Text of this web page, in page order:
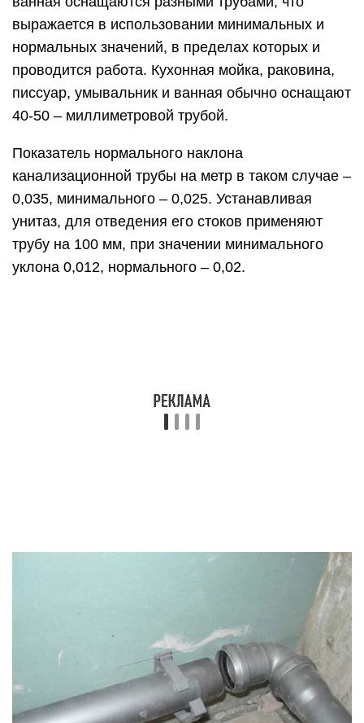
уклона 0,012, нормального – 0,02.
исходной горизонтали. Намного выгоднее
изначально обзавестись необходимым для
Как выбрать уклон
минимальный уклон трубы, который будет
оптимальным для Вас, нужно знать длину всей
канализационной системы. В справочниках
используются данные сразу в готовом виде, их
изображают в сотых частях целого числа.